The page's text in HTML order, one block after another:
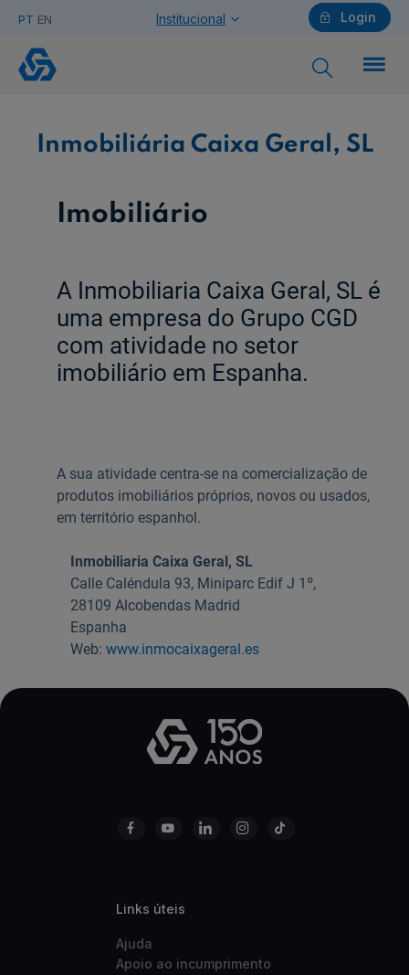
PT EN Login
Institucional
Saiba mais sobre a Chave Móvel Digital
Empresas
Quero ser cliente:
Aderir ao Caixadirecta Particulares
Links úteis:
Faça download da App Caixadirecta
Recomendações de Segurança
Registo fornecedor confirming
Inmobiliária
Caixa
Geral,
SL
Inmobiliária Caixa Geral, SL
Imobiliário
A Inmobiliaria Caixa Geral, SL é
uma empresa do Grupo CGD
com atividade no setor
imobiliário em Espanha.
A sua atividade centra-se na comercialização de
produtos imobiliários próprios, novos ou usados,
em território espanhol.
Inmobiliaria Caixa Geral, SL
Calle Caléndula 93, Miniparc Edif J 1º,
28109 Alcobendas Madrid
Espanha
Web:www.inmocaixageral.es
Links úteis
Ajuda
Apoio ao incumprimento